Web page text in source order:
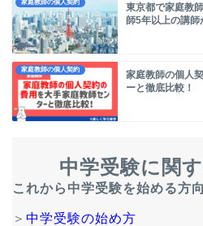
家庭教師の個人契約
東京都で家庭教
師5年以上の講師
家庭教師の個人契約
家庭教師の個人
ーと徹底比較！
中学受験に関
これから中学受験を始める方
＞ 中学受験の始め方